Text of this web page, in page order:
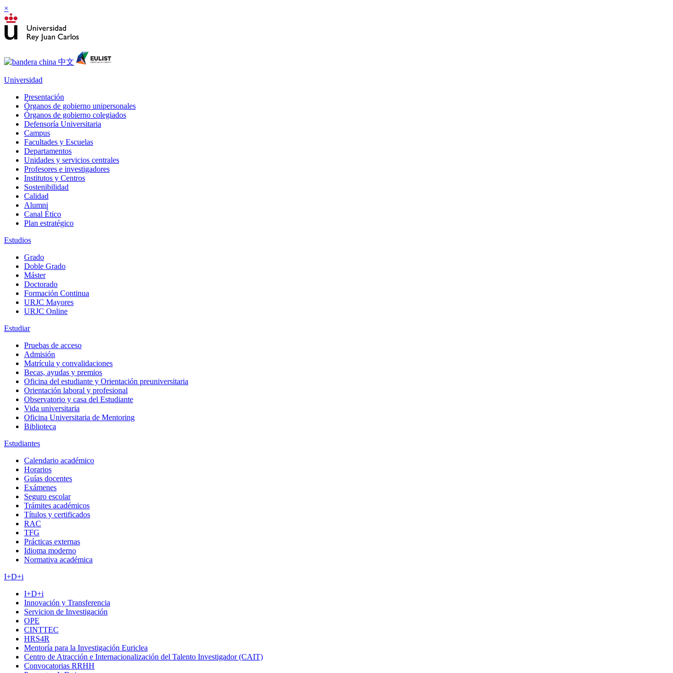
×
Universidad
Presentación
Órganos de gobierno unipersonales
Órganos de gobierno colegiados
Defensoría Universitaria
Campus
Facultades y Escuelas
Departamentos
Unidades y servicios centrales
Profesores e investigadores
Institutos y Centros
Sostenibilidad
Calidad
Alumni
Canal Ético
Plan estratégico
Estudios
Grado
Doble Grado
Máster
Doctorado
Formación Continua
URJC Mayores
URJC Online
Estudiar
Pruebas de acceso
Admisión
Matrícula y convalidaciones
Becas, ayudas y premios
Oficina del estudiante y Orientación preuniversitaria
Orientación laboral y profesional
Observatorio y casa del Estudiante
Vida universitaria
Oficina Universitaria de Mentoring
Biblioteca
Estudiantes
Calendario académico
Horarios
Guías docentes
Exámenes
Seguro escolar
Trámites académicos
Títulos y certificados
RAC
TFG
Prácticas externas
Idioma moderno
Normativa académica
I+D+i
I+D+i
Innovación y Transferencia
Servicion de Investigación
OPE
CINTTEC
HRS4R
Mentoría para la Investigación Euriclea
Centro de Atracción e Internacionalización del Talento Investigador (CAIT)
Convocatorias RRHH